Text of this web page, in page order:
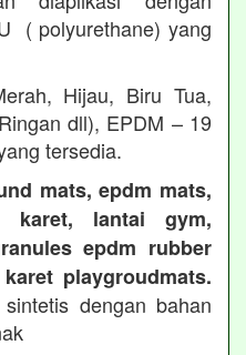
( polyurethane) yang
Hijau, Biru Tua,
dll), EPDM – 19
tersedia.
mats, epdm mats,
karet, lantai gym,
epdm rubber
playgroudmats.
dengan bahan